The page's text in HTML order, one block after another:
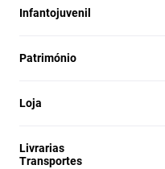
Infantojuvenil
Património
Loja
Livrarias
Transportes